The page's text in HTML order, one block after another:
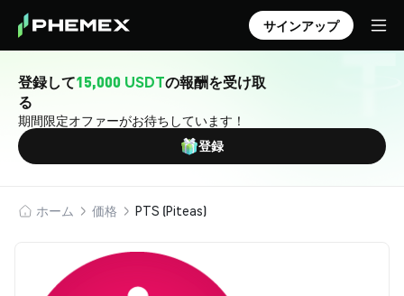
サインアップ
登録して15,000 USDTの報酬を受け取
る
期間限定オファーがお待ちしています！
登録
ホーム 価格 PTS (Piteas)